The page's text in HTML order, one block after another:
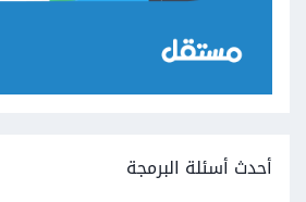
أحدث أسئلة البرمجة